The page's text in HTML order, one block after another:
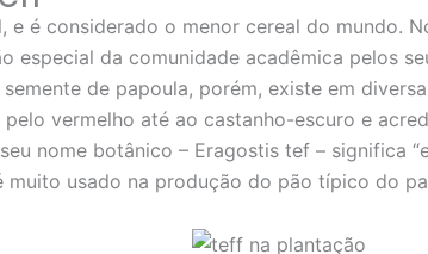
e é considerado o menor cereal do mundo.
especial da comunidade acadêmica pelos
de papoula, porém, existe em
pelo vermelho até ao castanho-escuro e
nome botânico – Eragostis tef – significa
muito usado na produção do pão típico do